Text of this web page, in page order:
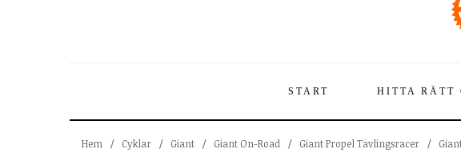
START HITTA RÄTT
Hem / Cyklar / Giant / Giant On-Road / Giant Propel Tävlingsracer /